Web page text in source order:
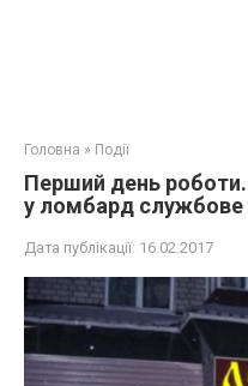
Головна » Події
Перший день
у ломбард службове
Дата публікації: 16.02.2017